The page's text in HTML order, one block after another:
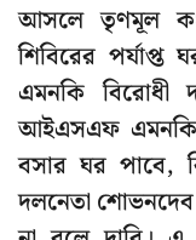
আসলে তৃণমূল
শিবিরের
এমনকি বিরোধী
আইএসএফ এমনকি
বসার ঘর পাবে,
দলনেতা শোভনদেব